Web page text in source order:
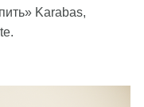
Karabas,